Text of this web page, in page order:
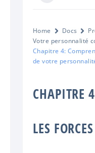
Home Docs
Votre personnalité
Chapitre 4:
de votre
CHAPITRE
LES